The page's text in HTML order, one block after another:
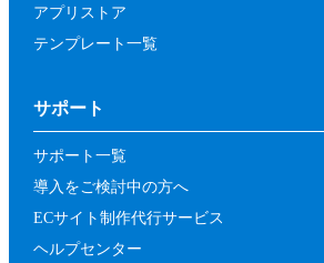
アプリストア
テンプレート一覧
サポート
サポート一覧
導入をご検討中の方へ
ECサイト制作代行サービス
ヘルプセンター